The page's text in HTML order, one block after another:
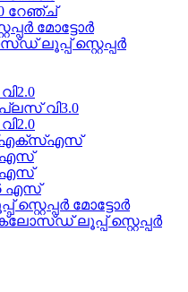
റേഞ്ച്
മോട്ടോർ
ലൂപ്പ് സ്റ്റെപ്പർ
വി2.0
വി3.0
വി2.0
എസ്
മോട്ടോർ
ലൂപ്പ് സ്റ്റെപ്പർ